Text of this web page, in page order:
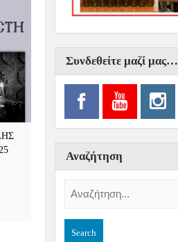
Συνδεθείτε μαζί μας…
Αναζήτηση